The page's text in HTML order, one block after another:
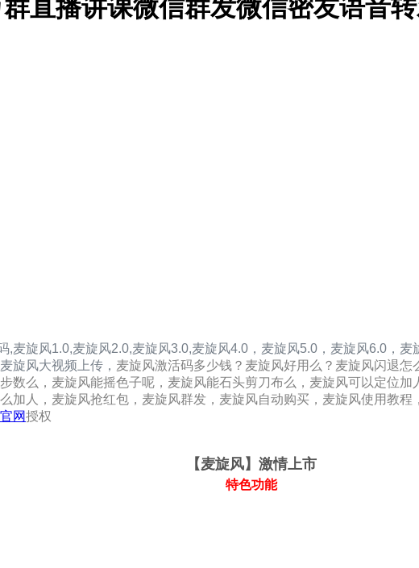
直播讲课微信群发微信密友语音
,麦旋风1.0,麦旋风2.0,麦旋风3.0,麦旋风4.0， 麦旋风5.0， 麦旋风6.0， 麦
旋风大视频上传， 麦旋风激活码多少钱？麦旋风好用么？麦旋风闪退
数么，麦旋风能摇色子呢，麦旋风能石头剪刀布么，麦旋风可以定位
加人，麦旋风抢红包，麦旋风群发，麦旋风自动购买，麦旋风使用教
网授权
【麦旋风】激情上市
特色功能